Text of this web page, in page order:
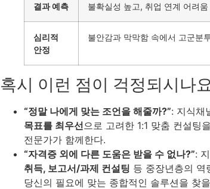
결과 예측 불확실성 높고, 취업 연계 어려움
심리적
안정
불안감과 막막함 속에서 고군분
혹시 이런 점이 걱정되시나
“정말 나에게 맞는 조언을 해줄까?”: 지식채
목표를 최우선으로 고려한 1:1 맞춤 컨설팅
전문가가 함께한다.
“자격증 외에 다른 도움은 받을 수 없나?”:
취득, 보고서/과제 컨설팅 등 중장년층의 역
당신의 필요에 맞는 종합적인 솔루션을 찾